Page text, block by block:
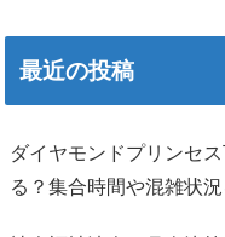
最近の投稿
ダイヤモンドプリンセ
る？集合時間や混雑状